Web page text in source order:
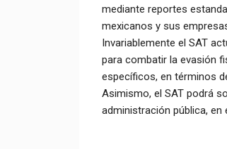
mediante reportes
mexicanos y sus
Invariablemente el SAT
para combatir la evasión
específicos, en términos
Asimismo, el SAT podrá
administración pública,